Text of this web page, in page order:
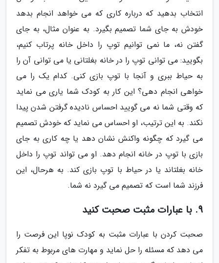
انتخاب بدهید که درباره کاری که می خواهد انجام بدهد
خودش به جای شما تصمیم بگیرد. به عنوان مثال، به جای
گفتن نه، ما نمی توانیم توپ را داخل خانه پرتاب کنیم،
بگویید: می توانی توپ را در خانه بغلتانی یا می توانی آن را
به حیاط ببری و آنجا با توپ بازی کنی. کدام یک را می
خواهی انجام دهی؟ این کار به کودک شما یاری می نماید
که وقتی شما نه می گویید احساس نادیده گرفتن شدن پیدا
نکند. به این ترتیب، او احساس می نماید که خودش تصمیم
می گیرد که چگونه واکنش نشان دهد یا چه کاری به جای
بازی با توپ در خانه انجام دهد. او می تواند توپ را داخل
خانه بغلتاند یا در حیاط با توپ بازی کند. به هرحال، این
فرزند شما است که تصمیم می گیرد نه شما.
9. با عبارات مثبت صحبت کنید
صحبت کردن با عبارات مثبت به کودک نوپا این فرصت را
می دهد که مسئله را حل نماید و مهارت های مربوط به تفکر